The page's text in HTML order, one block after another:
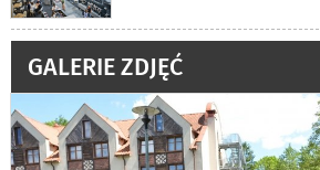
GALERIE ZDJĘĆ